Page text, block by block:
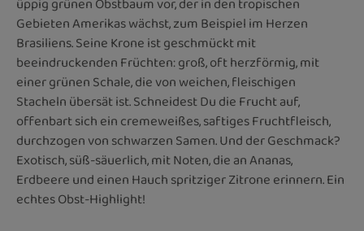
Gebieten Amerikas wächst, zum Beispiel im Herzen
Brasiliens. Seine Krone ist geschmückt mit
beeindruckenden Früchten: groß, oft herzförmig, mit
einer grünen Schale, die von weichen, fleischigen
Stacheln übersät ist. Schneidest Du die Frucht auf,
offenbart sich ein cremeweißes, saftiges Fruchtfleisch,
durchzogen von schwarzen Samen. Und der Geschmack?
Exotisch, süß-säuerlich, mit Noten, die an Ananas,
Erdbeere und einen Hauch spritziger Zitrone erinnern. Ein
echtes Obst-Highlight!